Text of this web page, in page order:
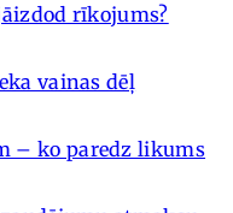
rīkojums?
vainas dēļ
– ko paredz likums